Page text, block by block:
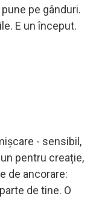
pe gânduri.
E un început.
- sensibil,
pentru creație,
de ancorare:
de tine. O